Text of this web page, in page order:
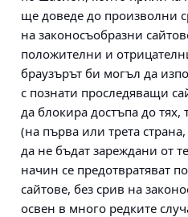
ще доведе до произволни
на законосъобразни
положителни и
браузърът би могъл да
с познати проследяващи
да блокира достъпа до тях,
(на първа или трета
да не бъдат зареждани от
начин се предотвратяват
сайтове, без срив на
освен в много редките